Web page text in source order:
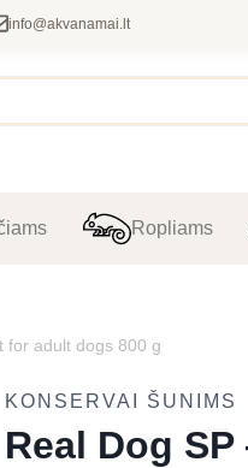
info@akvanamai.lt
Ropliams
for adult dogs 800 g
KONSERVAI ŠUNIMS
Real Dog